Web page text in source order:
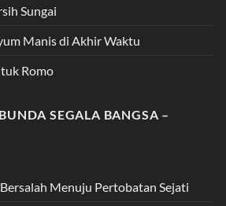
Sungai
Manis di Akhir Waktu
Romo
SEGALA BANGSA –
Menuju Pertobatan Sejati